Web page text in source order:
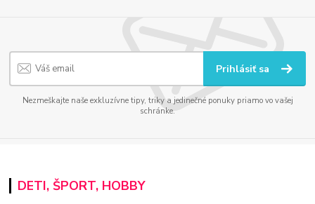
Prihlásiť sa
Nezmeškajte naše exkluzívne tipy, triky a jedinečné ponuky priamo vo vašej
schránke.
DETI, ŠPORT, HOBBY